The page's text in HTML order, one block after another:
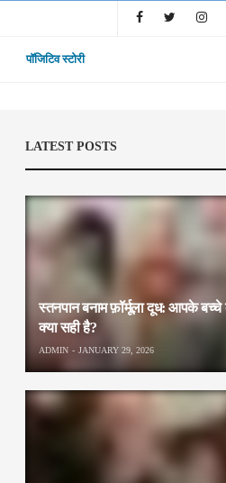
पॉजिटिव स्टोरी
LATEST POSTS
स्तनपान बनाम फ़ॉर्मूला दूध: आपके
क्या सही है?
ADMIN JANUARY 29, 2026